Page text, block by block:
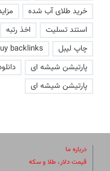
خرید طلای آب شده
استند تسلیت
اخذ رتبه
چاپ لیبل
backlinks
پارتیشن شیشه ای
پارتیشن شیشه ای
درباره ما
قیمت دلار، طلا و سکه